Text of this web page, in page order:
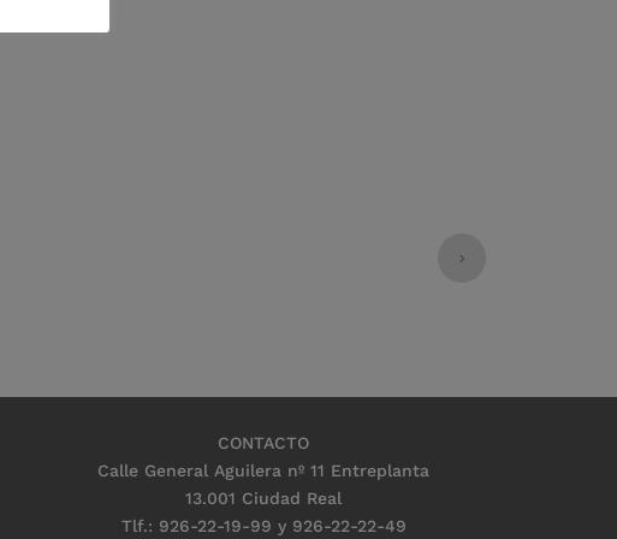
CONTACTO
Calle General Aguilera nº 11 Entreplanta
13.001 Ciudad Real
Tlf.: 926-22-19-99 y 926-22-22-49